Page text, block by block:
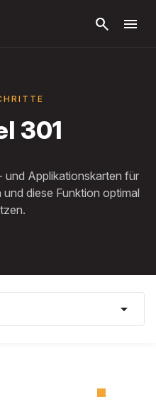
search menu
301
und Applikationskarten für
diese Funktion optimal
arrow_drop_down